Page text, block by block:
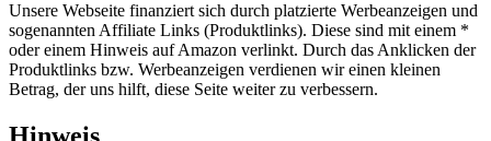
Unsere Webseite finanziert sich durch platzierte Werbeanzeigen und
sogenannten Affiliate Links (Produktlinks). Diese sind mit einem *
oder einem Hinweis auf Amazon verlinkt. Durch das Anklicken der
Produktlinks bzw. Werbeanzeigen verdienen wir einen kleinen
Betrag, der uns hilft, diese Seite weiter zu verbessern.